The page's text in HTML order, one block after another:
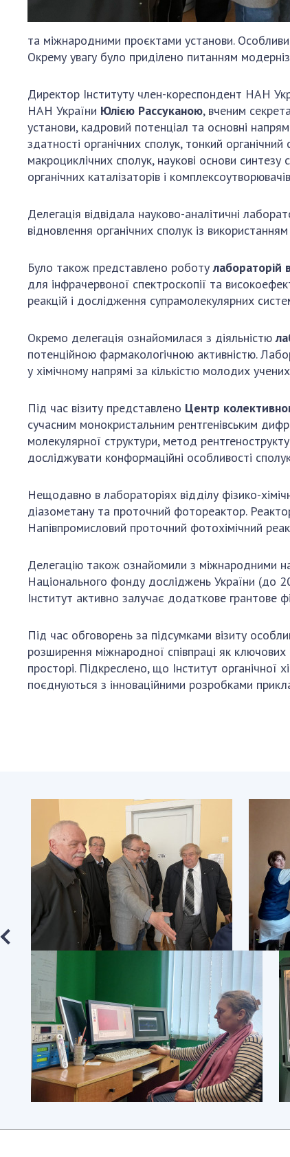
та міжнародними проєктами установи.
Окрему увагу було приділено питанням
Директор Інституту член-кореспондент НАН
НАН України Юлією Рассуканою, вченим
установи, кадровий потенціал та основні
здатності органічних сполук, тонкий
макроциклічних сполук, наукові основи синтезу
органічних каталізаторів і
Делегація відвідала науково-аналітичні
відновлення органічних сполук із
Було також представлено роботулабораторій
для інфрачервоної спектроскопії та
реакцій і дослідження супрамолекулярних
Окремо делегація ознайомилася з діяльністю
потенційною фармакологічною активністю.
у хімічному напрямі за кількістю молодих
Під час візиту представлено Центр
сучасним монокристальним рентгенівським
молекулярної структури, метод
досліджувати конформаційні особливості
Нещодавно в лабораторіях відділу фізико-
діазометану та проточний фотореактор.
Напівпромисловий проточний фотохімічний
Делегацію також ознайомили з міжнародними
Національного фонду досліджень України (до
Інститут активно залучає додаткове грантове
Під час обговорень за підсумками візиту
розширення міжнародної співпраці як
просторі. Підкреслено, що Інститут
поєднуються з інноваційними розробками